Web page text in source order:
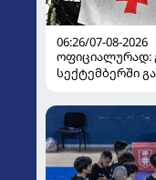
06:26/07-08-2026
ოფიციალურად:
სექტემბერში